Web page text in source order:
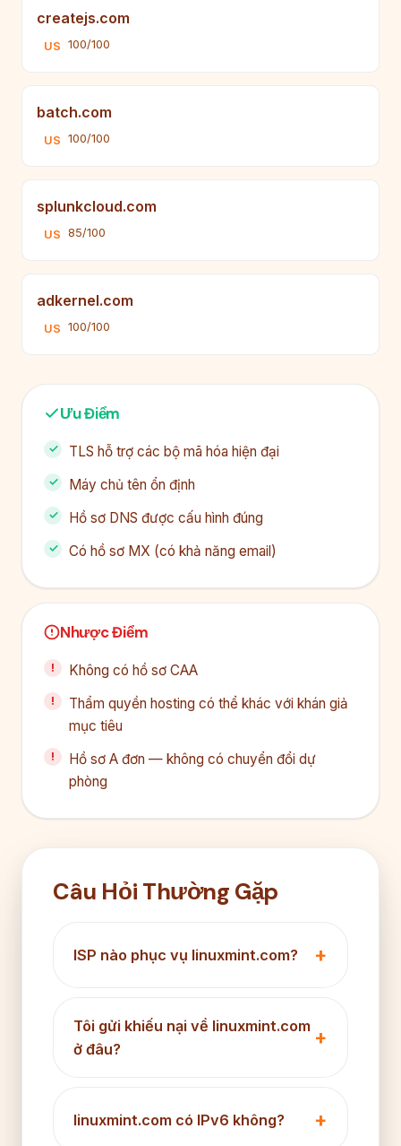
createjs.com
US 100/100
batch.com
US 100/100
splunkcloud.com
US 85/100
adkernel.com
US 100/100
Ưu Điểm
TLS hỗ trợ các bộ mã hóa hiện đại
Máy chủ tên ổn định
Hồ sơ DNS được cấu hình đúng
Có hồ sơ MX (có khả năng email)
Nhược Điểm
Không có hồ sơ CAA
Thẩm quyền hosting có thể khác với khán giả
mục tiêu
Hồ sơ A đơn — không có chuyển đổi dự
phòng
Câu Hỏi Thường Gặp
ISP nào phục vụ linuxmint.com?
Tôi gửi khiếu nại về linuxmint.com
ở đâu?
linuxmint.com có IPv6 không?